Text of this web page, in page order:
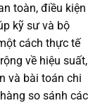
toàn, điều kiện
kỹ sư và bộ
cách thực tế
về hiệu suất,
và bài toán chi
so sánh các